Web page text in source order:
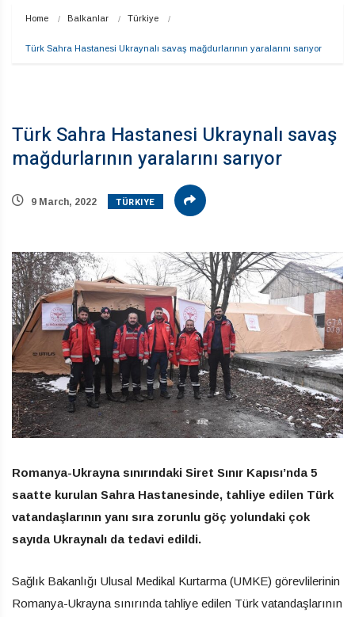
Home Balkanlar Türkiye
Türk Sahra Hastanesi Ukraynalı savaş mağdurlarının yaralarını sarıyor
Türk Sahra Hastanesi Ukraynalı savaş
mağdurlarının yaralarını sarıyor
9 March, 2022 TÜRKIYE
Romanya-Ukrayna sınırındaki Siret Sınır Kapısı’nda 5
saatte kurulan Sahra Hastanesinde, tahliye edilen Türk
vatandaşlarının yanı sıra zorunlu göç yolundaki çok
sayıda Ukraynalı da tedavi edildi.
Sağlık Bakanlığı Ulusal Medikal Kurtarma (UMKE) görevlilerinin
Romanya-Ukrayna sınırında tahliye edilen Türk vatandaşlarının